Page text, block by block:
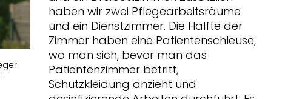
haben wir zwei Pflegearbeitsräume
und ein Dienstzimmer. Die Hälfte der
Zimmer haben eine Patientenschleuse,
wo man sich, bevor man das
Patientenzimmer betritt,
Schutzkleidung anzieht und